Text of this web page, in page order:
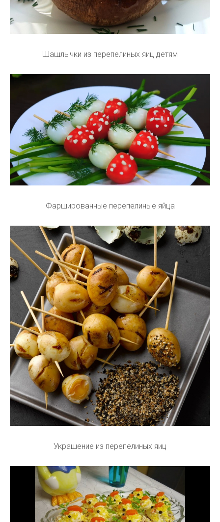
Шашлычки из перепелиных яиц детям
Фаршированные перепелиные яйца
Украшение из перепелиных яиц